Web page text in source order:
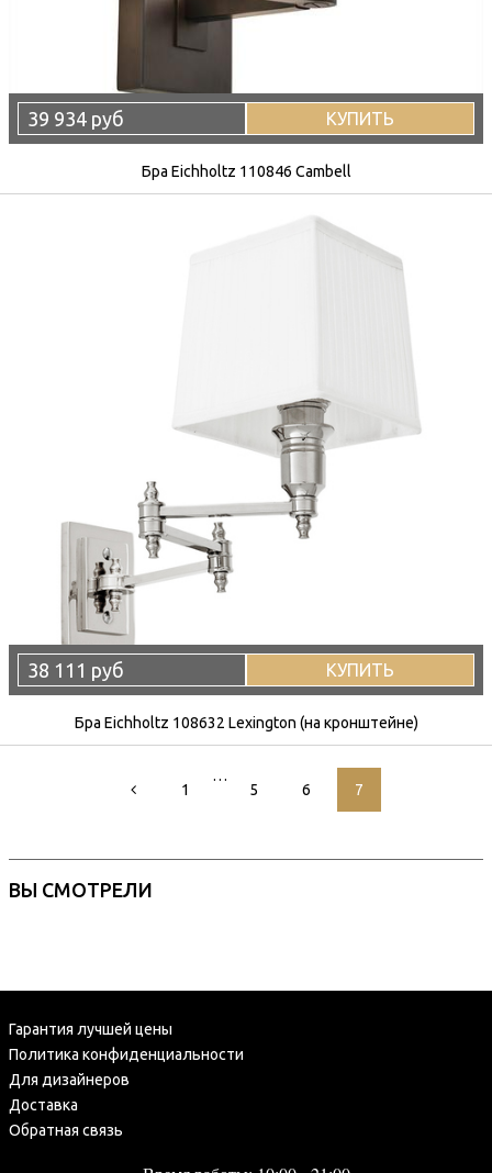
39 934 руб КУПИТЬ
Бра Eichholtz 110846 Cambell
38 111 руб КУПИТЬ
Бра Eichholtz 108632 Lexington (на кронштейне)
1
…
5
6 7
ВЫ СМОТРЕЛИ
Гарантия лучшей цены
Политика конфиденциальности
Для дизайнеров
Доставка
Обратная связь